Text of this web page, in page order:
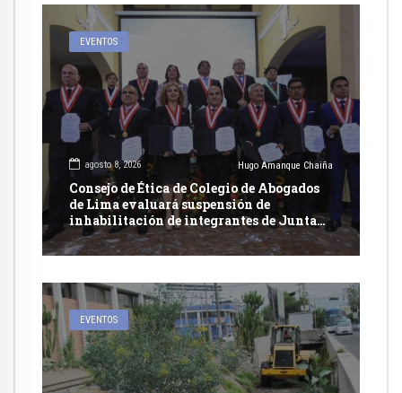
EVENTOS
agosto 8, 2026 Hugo Amanque Chaiña
Consejo de Ética de Colegio de Abogados
de Lima evaluará suspensión de
inhabilitación de integrantes de Junta
Nacional de Justicia
EVENTOS